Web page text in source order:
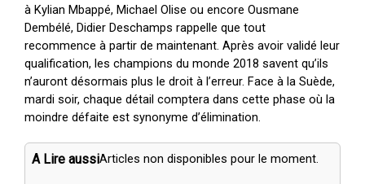
à Kylian Mbappé, Michael Olise ou encore Ousmane
Dembélé, Didier Deschamps rappelle que tout
recommence à partir de maintenant. Après avoir validé leur
qualification, les champions du monde 2018 savent qu’ils
n’auront désormais plus le droit à l’erreur. Face à la Suède,
mardi soir, chaque détail comptera dans cette phase où la
moindre défaite est synonyme d’élimination.
A Lire aussiArticles non disponibles pour le moment.